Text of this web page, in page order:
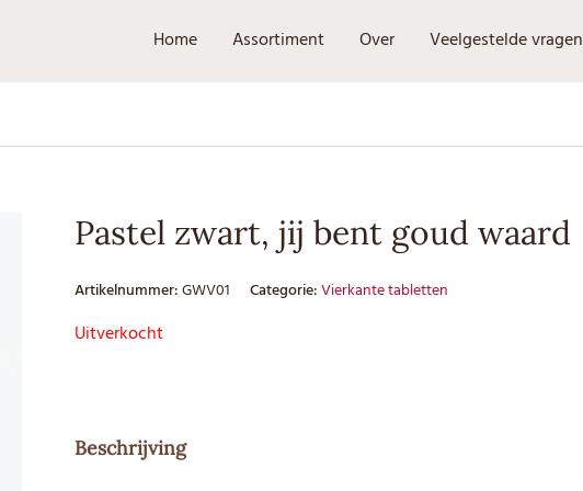
Home Assortiment Over Veelgestelde vragen
Pastel zwart, jij bent goud waard
Artikelnummer:GWV01 Categorie:Vierkante tabletten
Uitverkocht
Beschrijving